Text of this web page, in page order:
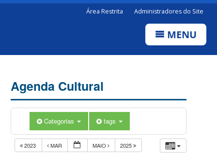
Área Restrita Administradores do Site
MENU
Agenda Cultural
Categorias tags
2023 MAR MAIO 2025